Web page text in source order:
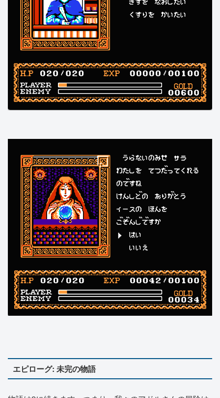
エピローグ: 未完の物語